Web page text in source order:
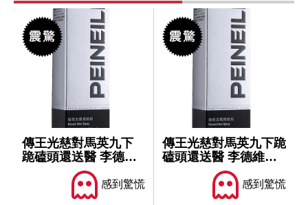
傳王光慈對馬英九下
跪磕頭還送醫 李德維
坦言聽聞陳述...
感到驚慌
傳王光慈對馬英九下跪
磕頭還送醫 李德維坦
言聽聞陳述...
感到驚慌